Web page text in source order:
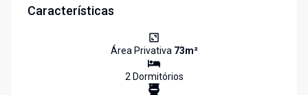
Características
Área Privativa 73m²
2Dormitórios